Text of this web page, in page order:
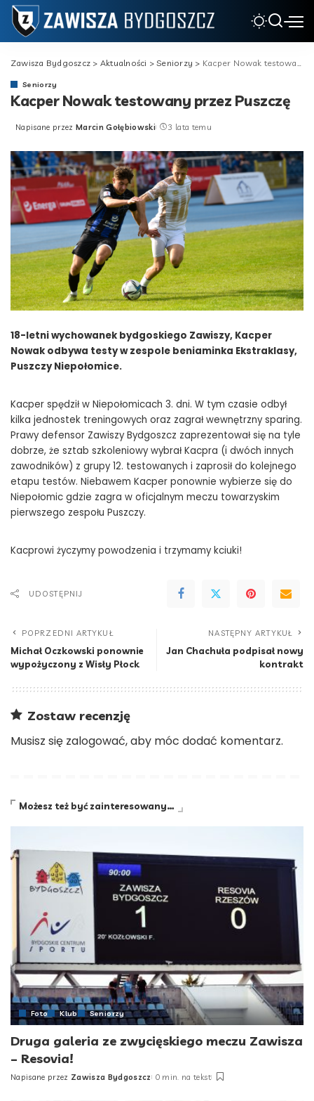
Zawisza Bydgoszcz > Aktualności >Seniorzy > Kacper Nowak testowany przez Puszczę
Seniorzy
Kacper Nowak testowany przez Puszczę
Posted
Napisane przez Marcin Gołębiowski 3 lata temu
18-letni wychowanek bydgoskiego Zawiszy, Kacper
Nowak odbywa testy w zespole beniaminka Ekstraklasy,
Puszczy Niepołomice.
Kacper spędził w Niepołomicach 3. dni. W tym czasie odbył
kilka jednostek treningowych oraz zagrał wewnętrzny sparing.
Prawy defensor Zawiszy Bydgoszcz zaprezentował się na tyle
dobrze, że sztab szkoleniowy wybrał Kacpra (i dwóch innych
zawodników) z grupy 12. testowanych i zaprosił do kolejnego
etapu testów. Niebawem Kacper ponownie wybierze się do
Niepołomic gdzie zagra w oficjalnym meczu towarzyskim
pierwszego zespołu Puszczy.
Kacprowi życzymy powodzenia i trzymamy kciuki!
UDOSTĘPNIJ
POPRZEDNI ARTYKUŁ
Michał Oczkowski ponownie
wypożyczony z Wisły Płock
NASTĘPNY ARTYKUŁ
Jan Chachuła podpisał nowy
kontrakt
Zostaw recenzję
Musisz się zalogować, aby móc dodać komentarz.
Możesz też być zainteresowany…
Foto Klub Seniorzy
Druga galeria ze zwycięskiego meczu Zawisza
– Resovia!
Posted
Napisane przez Zawisza Bydgoszcz 0 min. na tekst